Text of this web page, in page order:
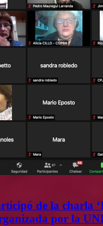
de la charla
por la